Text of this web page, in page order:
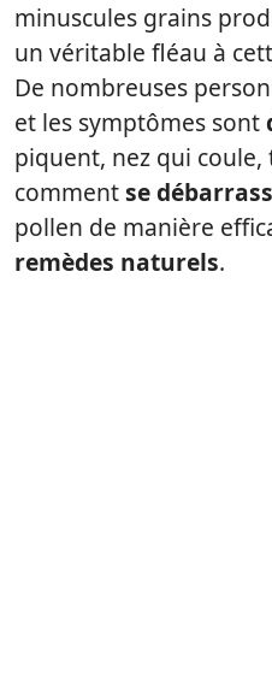
minuscules grains
un véritable fléau à
De nombreuses
et les symptômes sont
piquent, nez qui
commentse
pollen de manière
remèdes naturels.